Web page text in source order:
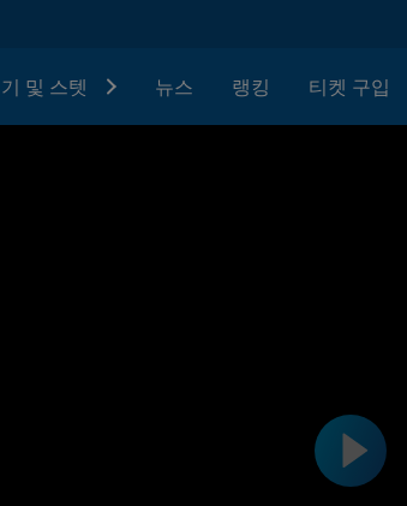
및 스텟 뉴스 랭킹 티켓 구입